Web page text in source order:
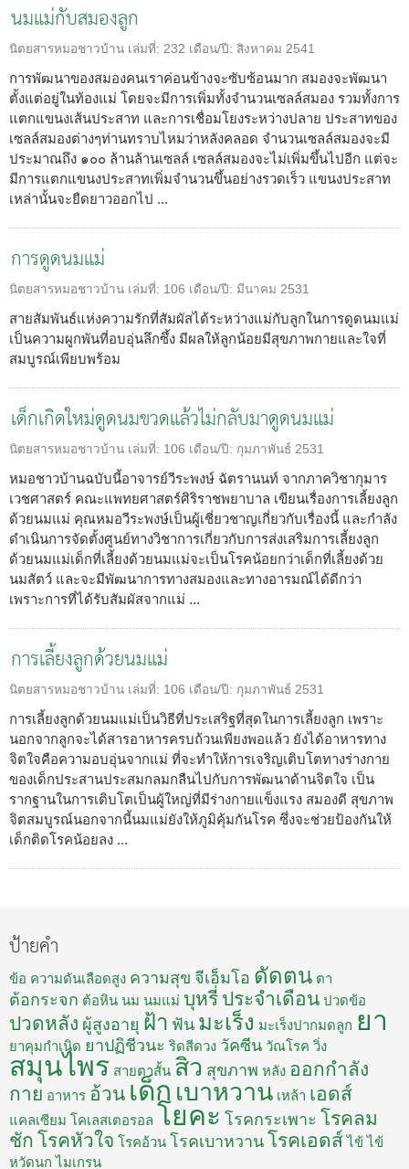
นมแม่กับสมองลูก
นิตยสารหมอชาวบ้าน เล่มที่: 232 เดือน/ปี: สิงหาคม 2541
การพัฒนาของสมองคนเราค่อนข้างจะซับซ้อนมาก สมองจะพัฒนา
ตั้งแต่อยู่ในท้องแม่ โดยจะมีการเพิ่มทั้งจำนวนเซลล์สมอง รวมทั้งการ
แตกแขนงเส้นประสาท และการเชื่อมโยงระหว่างปลาย ประสาทของ
เซลล์สมองต่างๆท่านทราบไหมว่าหลังคลอด จำนวนเซลล์สมองจะมี
ประมาณถึง ๑๐๐ ล้านล้านเซลล์ เซลล์สมองจะไม่เพิ่มขึ้นไปอีก แต่จะ
มีการแตกแขนงประสาทเพิ่มจำนวนขึ้นอย่างรวดเร็ว แขนงประสาท
เหล่านั้นจะยืดยาวออกไป ...
การดูดนมแม่
นิตยสารหมอชาวบ้าน เล่มที่: 106 เดือน/ปี: มีนาคม 2531
สายสัมพันธ์แห่งความรักที่สัมผัสได้ระหว่างแม่กับลูกในการดูดนมแม่
เป็นความผูกพันที่อบอุ่นลึกซึ้ง มีผลให้ลูกน้อยมีสุขภาพกายและใจที่
สมบูรณ์เพียบพร้อม
เด็กเกิดใหม่ดูดนมขวดแล้วไม่กลับมาดูดนมแม่
นิตยสารหมอชาวบ้าน เล่มที่: 106 เดือน/ปี: กุมภาพันธ์ 2531
หมอชาวบ้านฉบับนี้อาจารย์วีระพงษ์ ฉัตรานนท์ จากภาควิชากุมาร
เวชศาสตร์ คณะแพทยศาสตร์ศิริราชพยาบาล เขียนเรื่องการเลี้ยงลูก
ด้วยนมแม่ คุณหมอวีระพงษ์เป็นผู้เชี่ยวชาญเกี่ยวกับเรื่องนี้ และกำลัง
ดำเนินการจัดตั้งศูนย์ทางวิชาการเกี่ยวกับการส่งเสริมการเลี้ยงลูก
ด้วยนมแม่เด็กที่เลี้ยงด้วยนมแม่จะเป็นโรคน้อยกว่าเด็กที่เลี้ยงด้วย
นมสัตว์ และจะมีพัฒนาการทางสมองและทางอารมณ์ได้ดีกว่า
เพราะการที่ได้รับสัมผัสจากแม่ ...
การเลี้ยงลูกด้วยนมแม่
นิตยสารหมอชาวบ้าน เล่มที่: 106 เดือน/ปี: กุมภาพันธ์ 2531
การเลี้ยงลูกด้วยนมแม่เป็นวิธีที่ประเสริฐที่สุดในการเลี้ยงลูก เพราะ
นอกจากลูกจะได้สารอาหารครบถ้วนเพียงพอแล้ว ยังได้อาหารทาง
จิตใจคือความอบอุ่นจากแม่ ที่จะทำให้การเจริญเติบโตทางร่างกาย
ของเด็กประสานประสมกลมกลืนไปกับการพัฒนาด้านจิตใจ เป็น
รากฐานในการเติบโตเป็นผู้ใหญ่ที่มีร่างกายแข็งแรง สมองดี สุขภาพ
จิตสมบูรณ์นอกจากนี้นมแม่ยังให้ภูมิคุ้มกันโรค ซึ่งจะช่วยป้องกันให้
เด็กติดโรคน้อยลง ...
ป้ายคำ
ข้อ ความดันเลือดสูง ความสุข จีเอ็มโอ ดัดตน ตา
ต้อกระจก ต้อหิน นม นมแม่ บุหรี่ ประจำเดือน ปวดข้อ
ปวดหลัง ผู้สูงอายุ ฝ้า ฟัน มะเร็ง มะเร็งปากมดลูก ยา
ยาคุมกำเนิด ยาปฏิชีวนะ ริดสีดวง วัคซีน วัณโรค วิ่ง
สมุนไพร สายตาสั้น สิว สุขภาพ หลัง ออกกำลัง
กาย อาหาร อ้วน เด็ก เบาหวาน เหล้า เอดส์
แคลเซียม โคเลสเตอรอล โยคะ โรคกระเพาะ โรคลม
ชัก โรคหัวใจ โรคอ้วน โรคเบาหวาน โรคเอดส์ ไข้ ไข้
หวัดนก ไมเกรน